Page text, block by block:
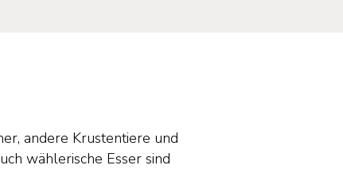
andere Krustentiere und
wählerische Esser sind